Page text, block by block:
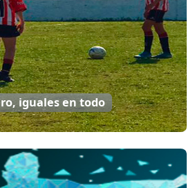
iguales en todo